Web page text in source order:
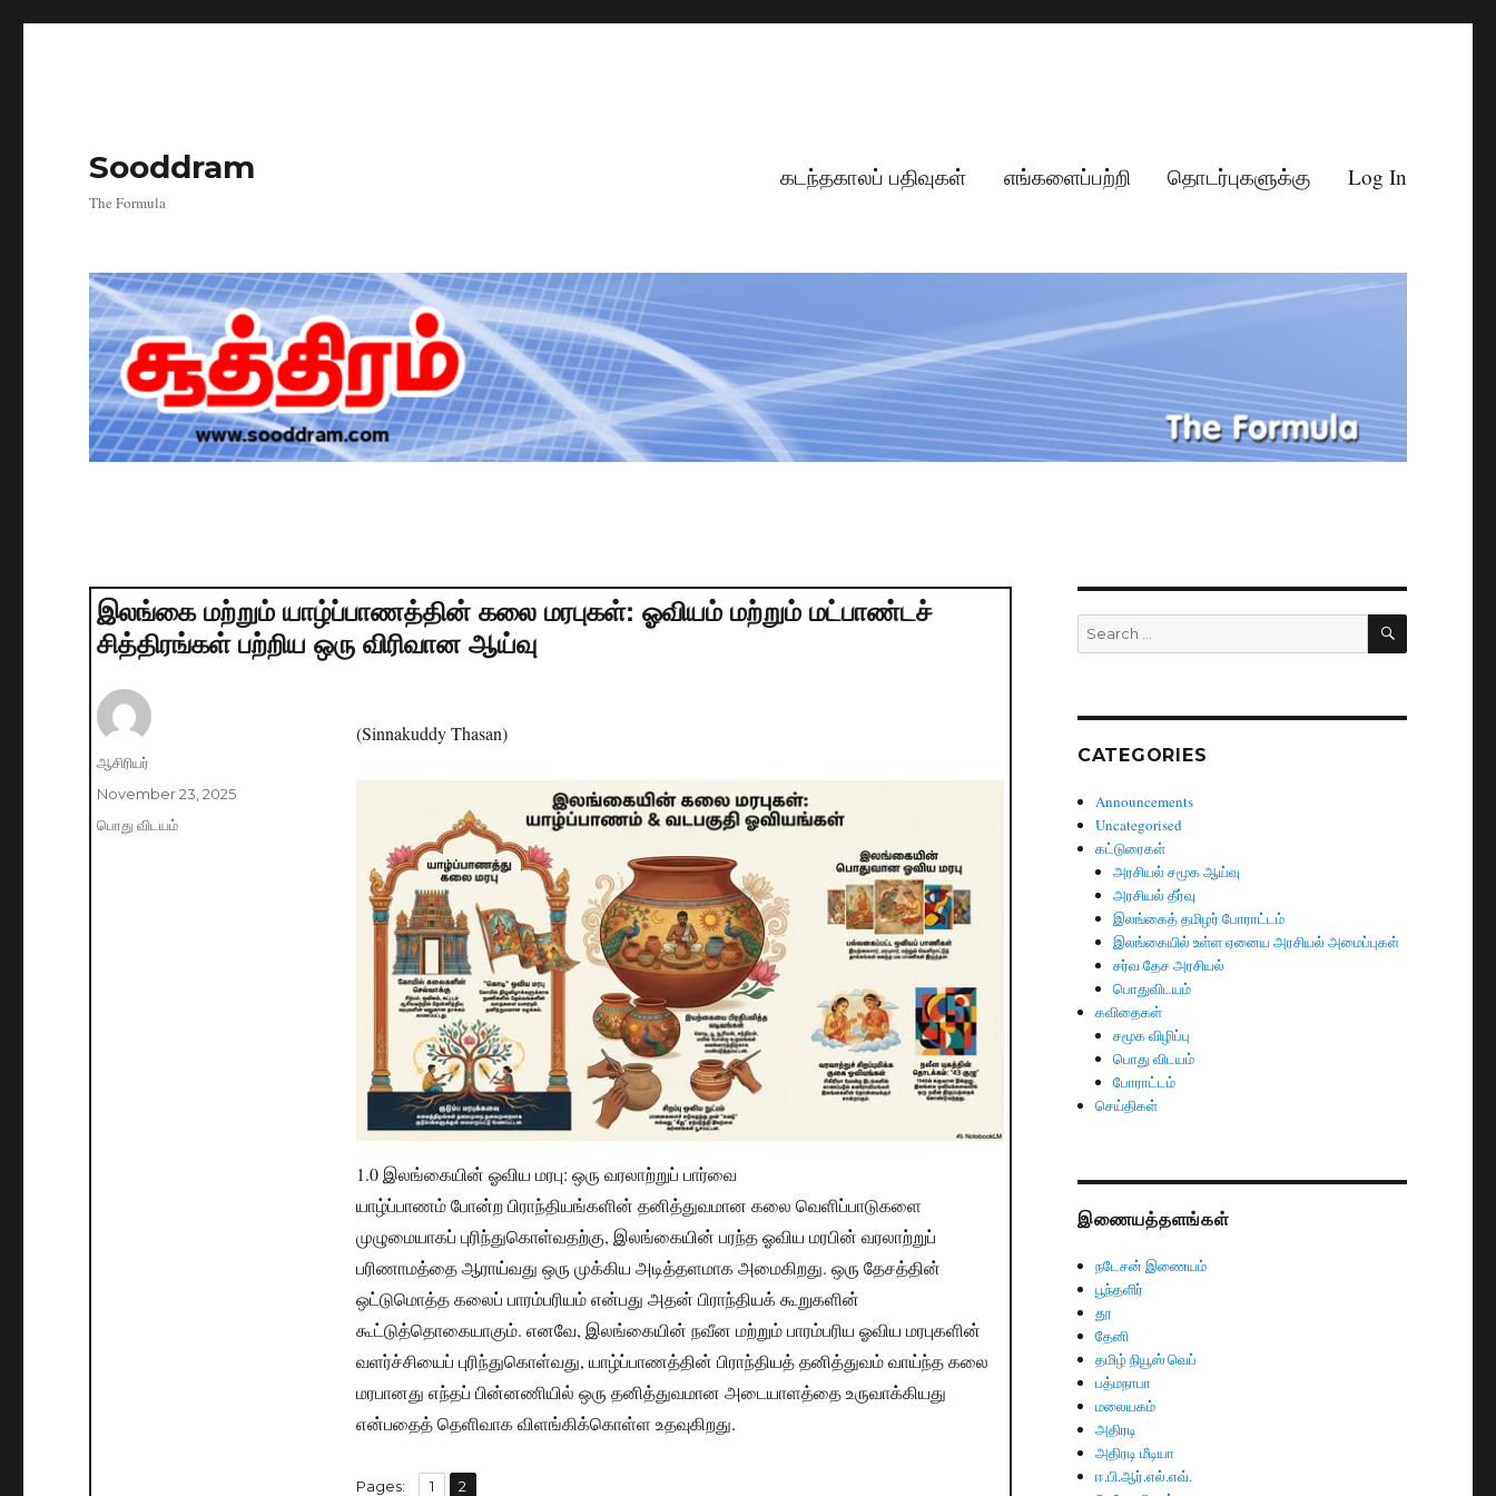
Sooddram
The Formula
கடந்தகாலப் பதிவுகள் எங்களைப்பற்றி தொடர்புகளுக்கு Log In
இலங்கை மற்றும் யாழ்ப்பாணத்தின் கலை மரபுகள்: ஓவியம் மற்றும் மட்பாண்டச்
சித்திரங்கள் பற்றிய ஒரு விரிவான ஆய்வு
(Sinnakuddy Thasan)
1.0 இலங்கையின் ஓவிய மரபு: ஒரு வரலாற்றுப் பார்வை
யாழ்ப்பாணம் போன்ற பிராந்தியங்களின் தனித்துவமான கலை வெளிப்பாடுகளை
முழுமையாகப் புரிந்துகொள்வதற்கு, இலங்கையின் பரந்த ஓவிய மரபின் வரலாற்றுப்
பரிணாமத்தை ஆராய்வது ஒரு முக்கிய அடித்தளமாக அமைகிறது. ஒரு தேசத்தின்
ஒட்டுமொத்த கலைப் பாரம்பரியம் என்பது அதன் பிராந்தியக் கூறுகளின்
கூட்டுத்தொகையாகும். எனவே, இலங்கையின் நவீன மற்றும் பாரம்பரிய ஓவிய மரபுகளின்
வளர்ச்சியைப் புரிந்துகொள்வது, யாழ்ப்பாணத்தின் பிராந்தியத் தனித்துவம் வாய்ந்த கலை
மரபானது எந்தப் பின்னணியில் ஒரு தனித்துவமான அடையாளத்தை உருவாக்கியது
என்பதைத் தெளிவாக விளங்கிக்கொள்ள உதவுகிறது.
Pages: Page
1 ,
Page
2
Author
ஆசிரியர்
Posted
on
November 23, 2025
Categories
பொது விடயம்
Search
for:
SEARCH
CATEGORIES
Announcements
Uncategorised
கட்டுரைகள்
அரசியல் சமூக ஆய்வு
அரசியல் தீர்வு
இலங்கைத் தமிழர் போராட்டம்
இலங்கையில் உள்ள ஏனைய அரசியல் அமைப்புகள்
சர்வ தேச அரசியல்
பொதுவிடயம்
கவிதைகள்
சமூக விழிப்பு
பொது விடயம்
போராட்டம்
செய்திகள்
இணையத்தளங்கள்
நடேசன் இணையம்
பூந்தளிர்
தூ
தேனி
தமிழ் நியூஸ் வெப்
பத்மநாபா
மலையகம்
அதிரடி
அதிரடி மீடியா
ஈ.பி.ஆர்.எல்.எவ்.